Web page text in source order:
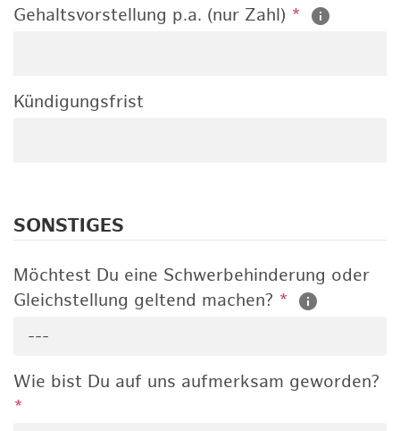
Gehaltsvorstellung p.a. (nur Zahl) *
Kündigungsfrist
SONSTIGES
Möchtest Du eine Schwerbehinderung oder
Gleichstellung geltend machen? *
---
Wie bist Du auf uns aufmerksam geworden?
*